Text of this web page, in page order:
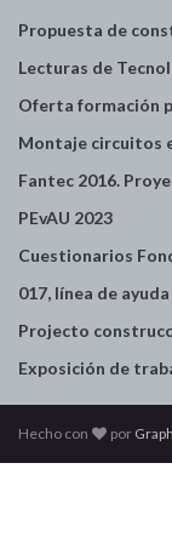
Propuesta de
Lecturas de
Oferta formación
Montaje circuitos
Fantec 2016.
PEvAU 2023
Cuestionarios
017, línea de
Projecto
Exposición de
Hecho con por